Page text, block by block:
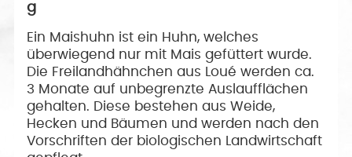
g
Ein Maishuhn ist ein Huhn, welches
überwiegend nur mit Mais gefüttert wurde.
Die Freilandhähnchen aus Loué werden ca.
3 Monate auf unbegrenzte Auslaufflächen
gehalten. Diese bestehen aus Weide,
Hecken und Bäumen und werden nach den
Vorschriften der biologischen Landwirtschaft